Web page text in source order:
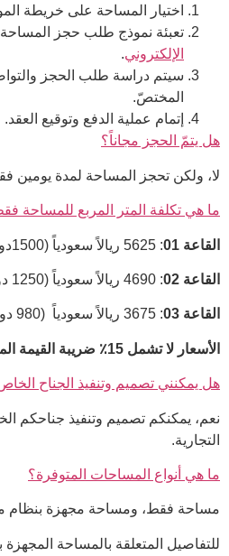
اختيار المساحة على خريطة
تعبئة نموذج طلب حجز المساحة
الإلكتروني.
سيتم دراسة طلب الحجز
المختصّ.
إتمام عملية الدفع وتوقيع العقد.
هل يتمّ الحجز مجاناً؟
لا، ولكن تحجز المساحة لمدة يومين
ما هي تكلفة المتر المربع للمساحة
القاعة 01: 5625 ريالاً سعودياً (1500دولاراً أمريكيّاً)
القاعة 02: 4690 ريالاً سعودياً (1250 دولاراً أمريكيّاً)
القاعة 03: 3675 ريالاً سعودياً (980 دولاراً أمريكيّاً)
الأسعار لا تشمل 15٪ ضريبة القيمة
هل يمكنني تصميم وتنفيذ الجناح
نعم، يمكنكم تصميم وتنفيذ جناحكم
التجارية.
ما هي أنواع المساحات المتوفرة؟
مساحة فقط، ومساحة مجهزة بنظام
للتفاصيل المتعلقة بالمساحة المجهزة